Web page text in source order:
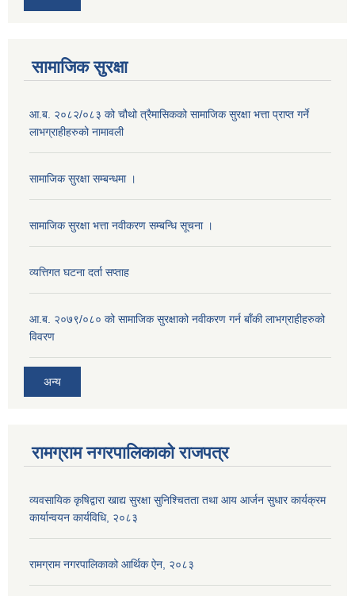
सामाजिक सुरक्षा
आ.ब. २०८२/०८३ को चौथो त्रैमासिकको सामाजिक सुरक्षा भत्ता प्राप्त गर्ने
लाभग्राहीहरुको नामावली
सामाजिक सुरक्षा सम्बन्धमा ।
सामाजिक सुरक्षा भत्ता नवीकरण सम्बन्धि सूचना ।
व्यत्तिगत घटना दर्ता सप्ताह
आ.ब. २०७९/०८० को सामाजिक सुरक्षाको नवीकरण गर्न बाँकी लाभग्राहीहरुको
विवरण
अन्य
रामग्राम नगरपालिकाको राजपत्र
व्यवसायिक कृषिद्वारा खाद्य सुरक्षा सुनिश्चितता तथा आय आर्जन सुधार कार्यक्रम
कार्यान्वयन कार्यविधि, २०८३
रामग्राम नगरपालिकाको आर्थिक ऐन, २०८३